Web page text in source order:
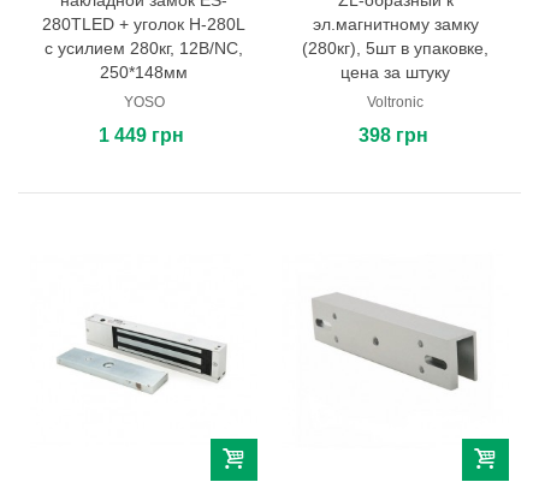
280TLED + уголок H-280L
с усилием 280кг, 12В/NC,
250*148мм
YOSO
1 449 грн
эл.магнитному замку
(280кг), 5шт в упаковке,
цена за штуку
Voltronic
398 грн